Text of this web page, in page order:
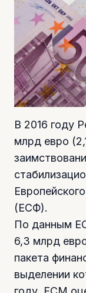
В 2016 году
млрд евро
(ЕСФ).
По данным
6,3 млрд
пакета
выделении